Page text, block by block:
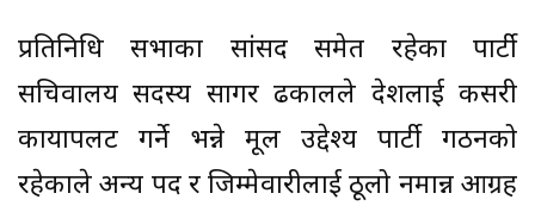
प्रतिनिधि सभाका सांसद समेत रहेका पार्टी
सचिवालय सदस्य सागर ढकालले देशलाई कसरी
कायापलट गर्ने भन्ने मूल उद्देश्य पार्टी गठनको
रहेकाले अन्य पद र जिम्मेवारीलाई ठूलो नमान्न आग्रह